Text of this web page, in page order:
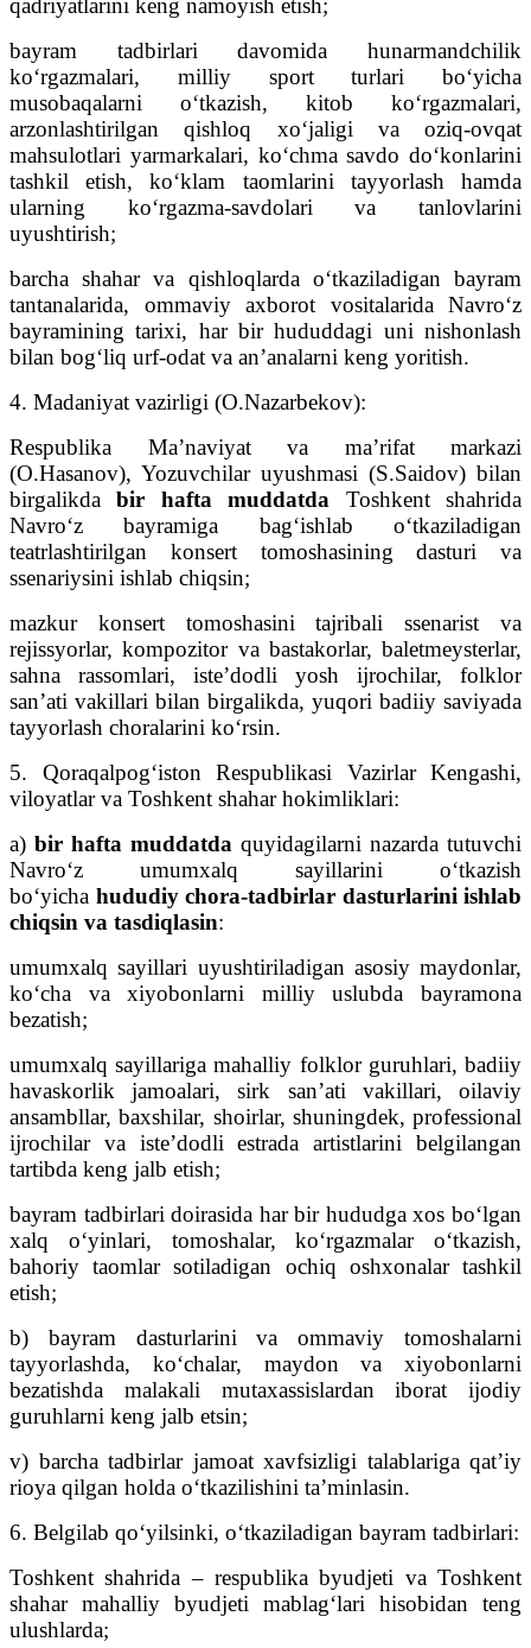
qadriyatlarini keng namoyish etish;
bayram tadbirlari davomida hunarmandchilik
ko‘rgazmalari, milliy sport turlari bo‘yicha
musobaqalarni o‘tkazish, kitob ko‘rgazmalari,
arzonlashtirilgan qishloq xo‘jaligi va oziq-ovqat
mahsulotlari yarmarkalari, ko‘chma savdo do‘konlarini
tashkil etish, ko‘klam taomlarini tayyorlash hamda
ularning ko‘rgazma-savdolari va tanlovlarini
uyushtirish;
barcha shahar va qishloqlarda o‘tkaziladigan bayram
tantanalarida, ommaviy axborot vositalarida Navro‘z
bayramining tarixi, har bir hududdagi uni nishonlash
bilan bog‘liq urf-odat va an’analarni keng yoritish.
4. Madaniyat vazirligi (O.Nazarbekov):
Respublika Ma’naviyat va ma’rifat markazi
(O.Hasanov), Yozuvchilar uyushmasi (S.Saidov) bilan
birgalikdabir hafta muddatda Toshkent shahrida
Navro‘z bayramiga bag‘ishlab o‘tkaziladigan
teatrlashtirilgan konsert tomoshasining dasturi va
ssenariysini ishlab chiqsin;
mazkur konsert tomoshasini tajribali ssenarist va
rejissyorlar, kompozitor va bastakorlar, baletmeysterlar,
sahna rassomlari, iste’dodli yosh ijrochilar, folklor
san’ati vakillari bilan birgalikda, yuqori badiiy saviyada
tayyorlash choralarini ko‘rsin.
5. Qoraqalpog‘iston Respublikasi Vazirlar Kengashi,
viloyatlar va Toshkent shahar hokimliklari:
a) bir hafta muddatda quyidagilarni nazarda tutuvchi
Navro‘z umumxalq sayillarini o‘tkazish
bo‘yicha hududiy chora-tadbirlar dasturlarini ishlab
chiqsin va tasdiqlasin:
umumxalq sayillari uyushtiriladigan asosiy maydonlar,
ko‘cha va xiyobonlarni milliy uslubda bayramona
bezatish;
umumxalq sayillariga mahalliy folklor guruhlari, badiiy
havaskorlik jamoalari, sirk san’ati vakillari, oilaviy
ansambllar, baxshilar, shoirlar, shuningdek, professional
ijrochilar va iste’dodli estrada artistlarini belgilangan
tartibda keng jalb etish;
bayram tadbirlari doirasida har bir hududga xos bo‘lgan
xalq o‘yinlari, tomoshalar, ko‘rgazmalar o‘tkazish,
bahoriy taomlar sotiladigan ochiq oshxonalar tashkil
etish;
b) bayram dasturlarini va ommaviy tomoshalarni
tayyorlashda, ko‘chalar, maydon va xiyobonlarni
bezatishda malakali mutaxassislardan iborat ijodiy
guruhlarni keng jalb etsin;
v) barcha tadbirlar jamoat xavfsizligi talablariga qat’iy
rioya qilgan holda o‘tkazilishini ta’minlasin.
6. Belgilab qo‘yilsinki, o‘tkaziladigan bayram tadbirlari:
Toshkent shahrida – respublika byudjeti va Toshkent
shahar mahalliy byudjeti mablag‘lari hisobidan teng
ulushlarda;